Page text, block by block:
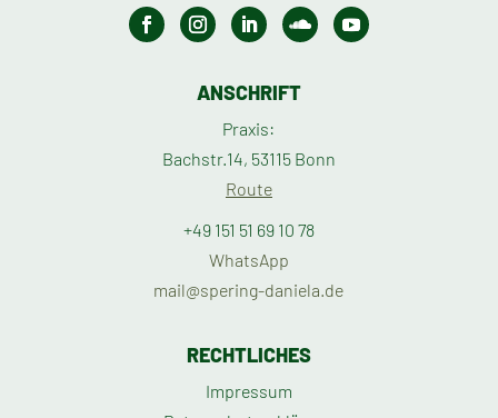
ANSCHRIFT
Praxis:
Bachstr.14, 53115 Bonn
Route
+49 151 51 69 10 78
WhatsApp
mail@spering-daniela.de
RECHTLICHES
Impressum